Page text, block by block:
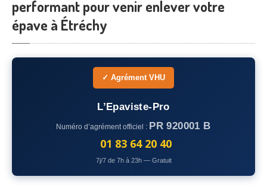
Destructionde voiture agréé
EpavisteGratuit
Rachatvoiture accidentée
– Seine-et-Marne
– Yvelines
92– Hauts-de-Seine
performant pour venir enlever votre
épave à Étréchy
✓ Agrément VHU
L’Epaviste-Pro
Numéro d’agrément officiel : PR 920001 B
01 83 64 20 40
7j/7 de 7h à 23h — Gratuit